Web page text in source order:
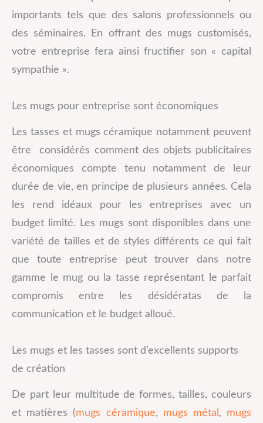
importants tels que des salons professionnels ou
des séminaires. En offrant des mugs customisés,
votre entreprise fera ainsi fructifier son « capital
sympathie ».
Les mugs pour entreprise sont économiques
Les tasses et mugs céramique notamment peuvent
être considérés comment des objets publicitaires
économiques compte tenu notamment de leur
durée de vie, en principe de plusieurs années. Cela
les rend idéaux pour les entreprises avec un
budget limité. Les mugs sont disponibles dans une
variété de tailles et de styles différents ce qui fait
que toute entreprise peut trouver dans notre
gamme le mug ou la tasse représentant le parfait
compromis entre les désidératas de la
communication et le budget alloué.
Les mugs et les tasses sont d’excellents supports
de création
De part leur multitude de formes, tailles, couleurs
et matières (mugs céramique, mugs métal , mugs